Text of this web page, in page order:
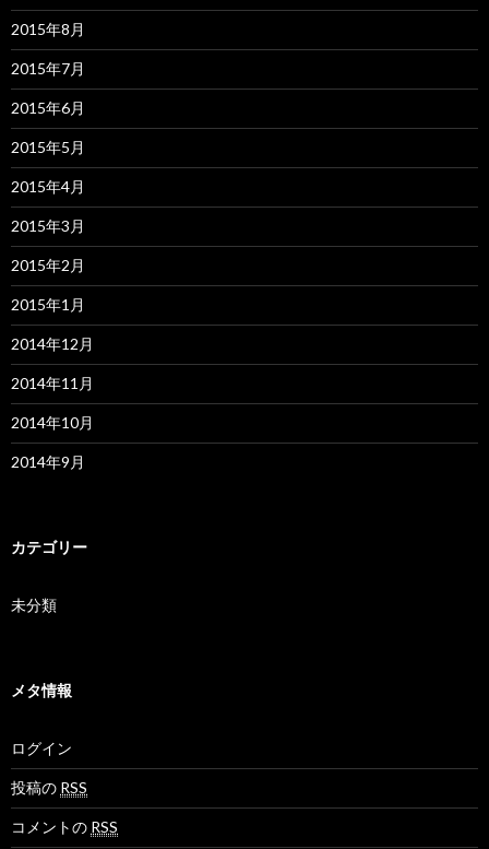
2015年8月
2015年7月
2015年6月
2015年5月
2015年4月
2015年3月
2015年2月
2015年1月
2014年12月
2014年11月
2014年10月
2014年9月
カテゴリー
未分類
メタ情報
ログイン
投稿の RSS
コメントの RSS